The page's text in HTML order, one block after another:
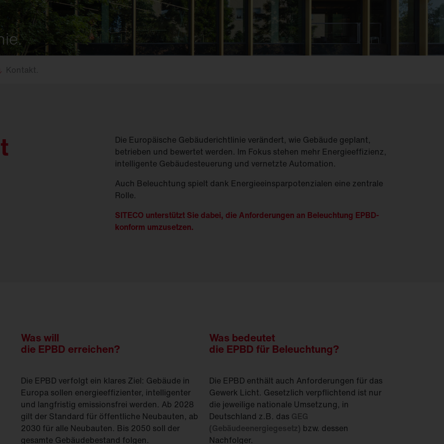
undErsatzteile
Ausleger
Aussenleuchten
Feucht­raum­leuchten
GModG)
Europäische Gebäuderichtlinie
EPBD
Kontakt.
Die Europäische Gebäuderichtlinie verändert, wie Gebäude geplant,
betrieben und bewertet werden. Im Fokus stehen mehr Energieeffizienz,
intelligente Gebäudesteuerung und vernetzte Automation.
Auch Beleuchtung spielt dank Energieeinsparpotenzialen eine zentrale
Rolle.
SITECO unterstützt Sie dabei, die Anforderungen an Beleuchtung EPBD-
konform umzusetzen.
Was will
die EPBD erreichen?
Die EPBD verfolgt ein klares Ziel: Gebäude in
Europa sollen energieeffizienter, intelligenter
und langfristig emissionsfrei werden. Ab 2028
gilt der Standard für öffentliche Neubauten, ab
2030 für alle Neubauten. Bis 2050 soll der
gesamte Gebäudebestand folgen.
Was bedeutet
die EPBD für Beleuchtung?
Die EPBD enthält auch Anforderungen für das
Gewerk Licht. Gesetzlich verpflichtend ist nur
die jeweilige nationale Umsetzung, in
Deutschland z.B. das GEG
(Gebäudeenergiegesetz) bzw. dessen
Nachfolger.